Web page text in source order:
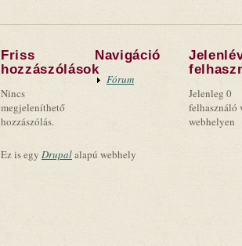
Friss
hozzászólások
Nincs
megjeleníthető
hozzászólás.
Navigáció
Fórum
Jelenleg 0
felhasználó
webhelyen
Ez is egy Drupalalapú webhely